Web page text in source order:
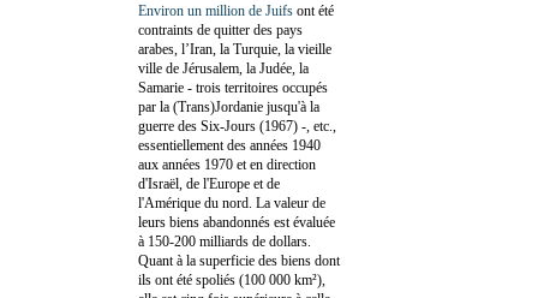
Environ un million de Juifs ont été
contraints de quitter des pays
arabes, l’Iran, la Turquie, la vieille
ville de Jérusalem, la Judée, la
Samarie - trois territoires occupés
par la (Trans)Jordanie jusqu'à la
guerre des Six-Jours (1967) -, etc.,
essentiellement des années 1940
aux années 1970 et en direction
d'Israël, de l'Europe et de
l'Amérique du nord. La valeur de
leurs biens abandonnés est évaluée
à 150-200 milliards de dollars.
Quant à la superficie des biens dont
ils ont été spoliés (100 000 km²),